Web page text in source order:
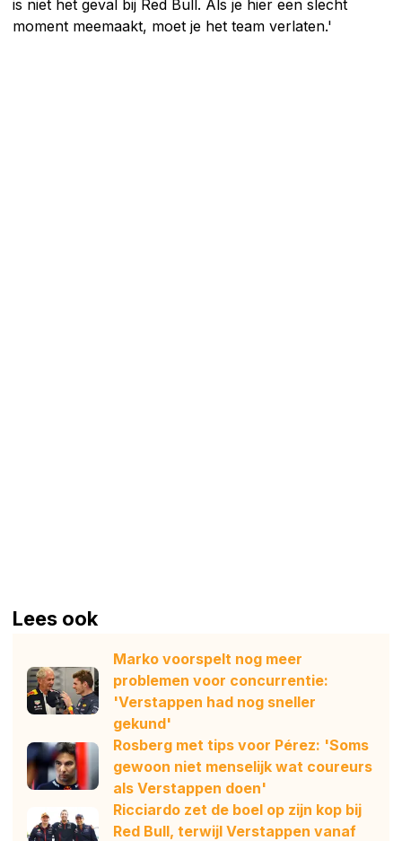
is niet het geval bij Red Bull. Als je hier een slecht
moment meemaakt, moet je het team verlaten.'
Lees ook
Marko voorspelt nog meer
problemen voor concurrentie:
'Verstappen had nog sneller
gekund'
Rosberg met tips voor Pérez: 'Soms
gewoon niet menselijk wat coureurs
als Verstappen doen'
Ricciardo zet de boel op zijn kop bij
Red Bull, terwijl Verstappen vanaf